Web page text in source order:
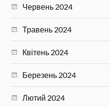
Червень 2024
Травень 2024
Квітень 2024
Березень 2024
Лютий 2024